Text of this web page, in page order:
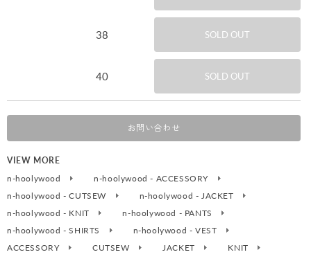
38 SOLD OUT
40 SOLD OUT
お問い合わせ
VIEW MORE
n-hoolywood
n-hoolywood - ACCESSORY
n-hoolywood - CUTSEW
n-hoolywood - JACKET
n-hoolywood - KNIT
n-hoolywood - PANTS
n-hoolywood - SHIRTS
n-hoolywood - VEST
ACCESSORY
CUTSEW JACKET
KNIT